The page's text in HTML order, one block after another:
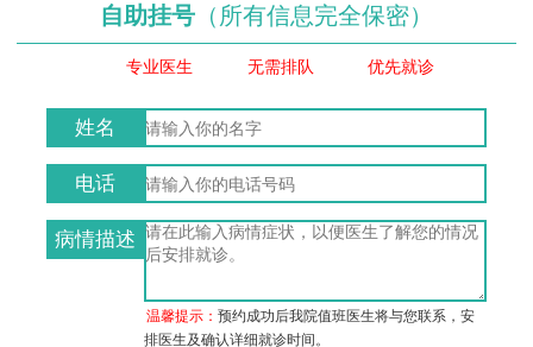
自助挂号 （所有信息完全保密）
专业医生 无需排队 优先就诊
姓名
电话
病情描述
温馨提示：预约成功后我院值班医生将与您联系，安
排医生及确认详细就诊时间。